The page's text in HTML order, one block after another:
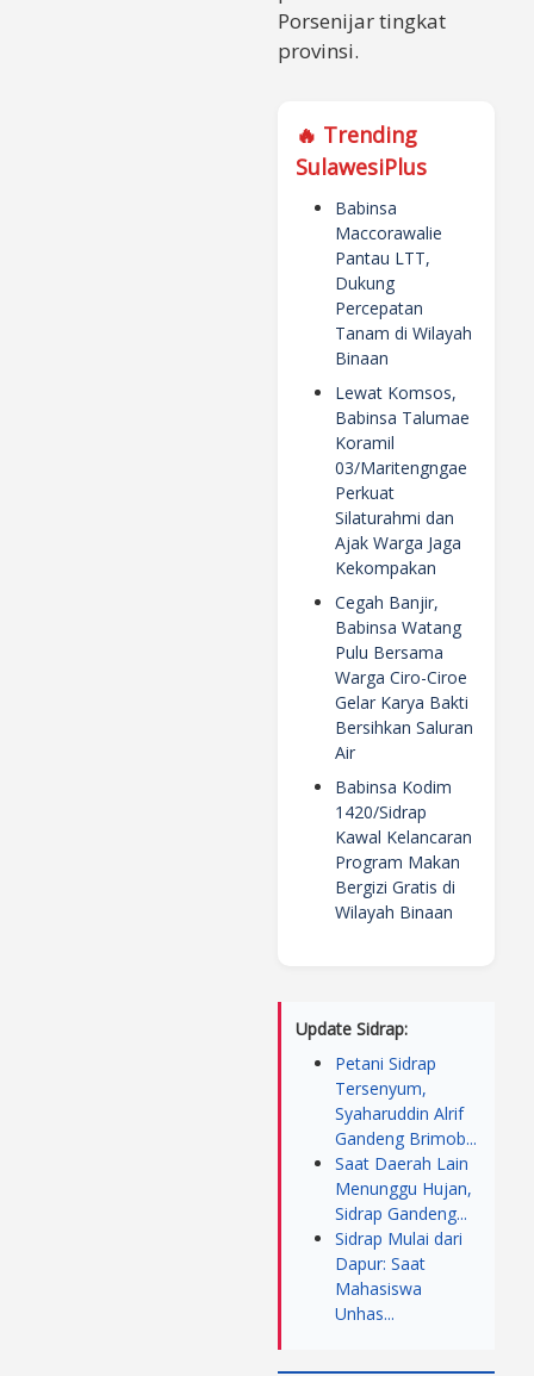
Porsenijar tingkat
provinsi.
🔥 Trending
SulawesiPlus
Babinsa
Maccorawalie
Pantau LTT,
Dukung
Percepatan
Tanam di Wilayah
Binaan
Lewat Komsos,
Babinsa Talumae
Koramil
03/Maritengngae
Perkuat
Silaturahmi dan
Ajak Warga Jaga
Kekompakan
Cegah Banjir,
Babinsa Watang
Pulu Bersama
Warga Ciro-Ciroe
Gelar Karya Bakti
Bersihkan Saluran
Air
Babinsa Kodim
1420/Sidrap
Kawal Kelancaran
Program Makan
Bergizi Gratis di
Wilayah Binaan
Update Sidrap:
Petani Sidrap
Tersenyum,
Syaharuddin Alrif
Gandeng Brimob...
Saat Daerah Lain
Menunggu Hujan,
Sidrap Gandeng...
Sidrap Mulai dari
Dapur: Saat
Mahasiswa
Unhas...